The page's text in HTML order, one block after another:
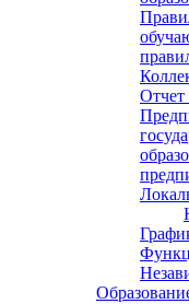
Отчет